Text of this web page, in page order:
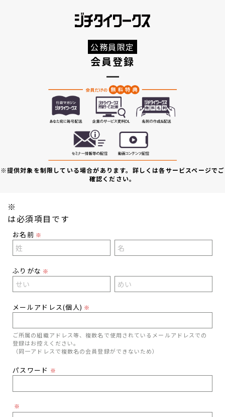
公務員限定
会員登録
※提供対象を制限している場合があります。詳しくは各サービスページでご
確認ください。
※
は必須項目です
お名前 ※
ふりがな ※
メールアドレス(個人) ※
ご所属の組織アドレス等、複数名で使用されているメールアドレスでの
登録はお控えください。
（同一アドレスで複数名の会員登録ができないため）
パスワード ※
※